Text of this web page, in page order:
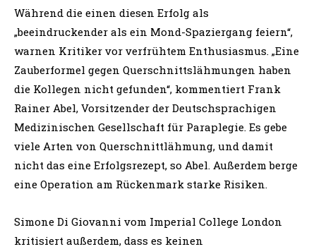
Während die einen diesen Erfolg als
„beeindruckender als ein Mond-Spaziergang feiern“,
warnen Kritiker vor verfrühtem Enthusiasmus. „Eine
Zauberformel gegen Querschnittslähmungen haben
die Kollegen nicht gefunden“, kommentiert Frank
Rainer Abel, Vorsitzender der Deutschsprachigen
Medizinischen Gesellschaft für Paraplegie. Es gebe
viele Arten von Querschnittlähmung, und damit
nicht das eine Erfolgsrezept, so Abel. Außerdem berge
eine Operation am Rückenmark starke Risiken.
Simone Di Giovanni vom Imperial College London
kritisiert außerdem, dass es keinen